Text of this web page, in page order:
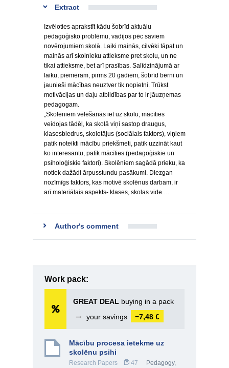
Extract
Izvēloties aprakstīt kādu šobrīd aktuālu
pedagoģisko problēmu, vadījos pēc saviem
novērojumiem skolā. Laiki mainās, cilvēki tāpat un
mainās arī skolnieku attieksme pret skolu, un ne
tikai attieksme, bet arī prasības. Salīdzinājumā ar
laiku, piemēram, pirms 20 gadiem, šobrīd bērni un
jaunieši mācības neuztver tik nopietni. Trūkst
motivācijas un daļu atbildības par to ir jāuzņemas
pedagogam.
„Skolēniem vēlēšanās iet uz skolu, mācīties
veidojas tādēļ, ka skolā viņi sastop draugus,
klasesbiedrus, skolotājus (sociālais faktors), viņiem
patīk noteikti mācību priekšmeti, patīk uzzināt kaut
ko interesantu, patīk mācīties (pedagoģiskie un
psiholoģiskie faktori). Skolēniem sagādā prieku, ka
notiek dažādi ārpusstundu pasākumi. Diezgan
nozīmīgs faktors, kas motivē skolēnus darbam, ir
arī materiālais aspekts- klases, skolas vide.…
Author's comment
Work pack:
GREAT DEAL buying in a pack
➞
your savings −7,48 €
Mācību procesa ietekme uz
skolēnu psihi
Research Papers 47 Pedagogy,